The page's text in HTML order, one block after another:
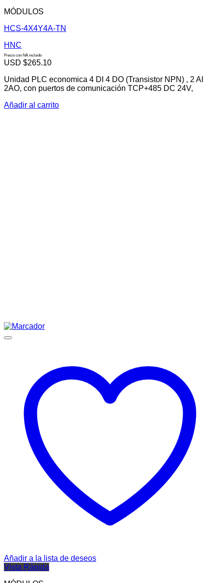
MÓDULOS
HCS-4X4Y4A-TN
HNC
Precio con IVA incluido
USD $265.10
Unidad PLC economica 4 DI 4 DO (Transistor NPN) , 2 AI
2AO, con puertos de comunicación TCP+485 DC 24V,
Añadir al carrito
Añadir a la lista de deseos
Vista Rápida